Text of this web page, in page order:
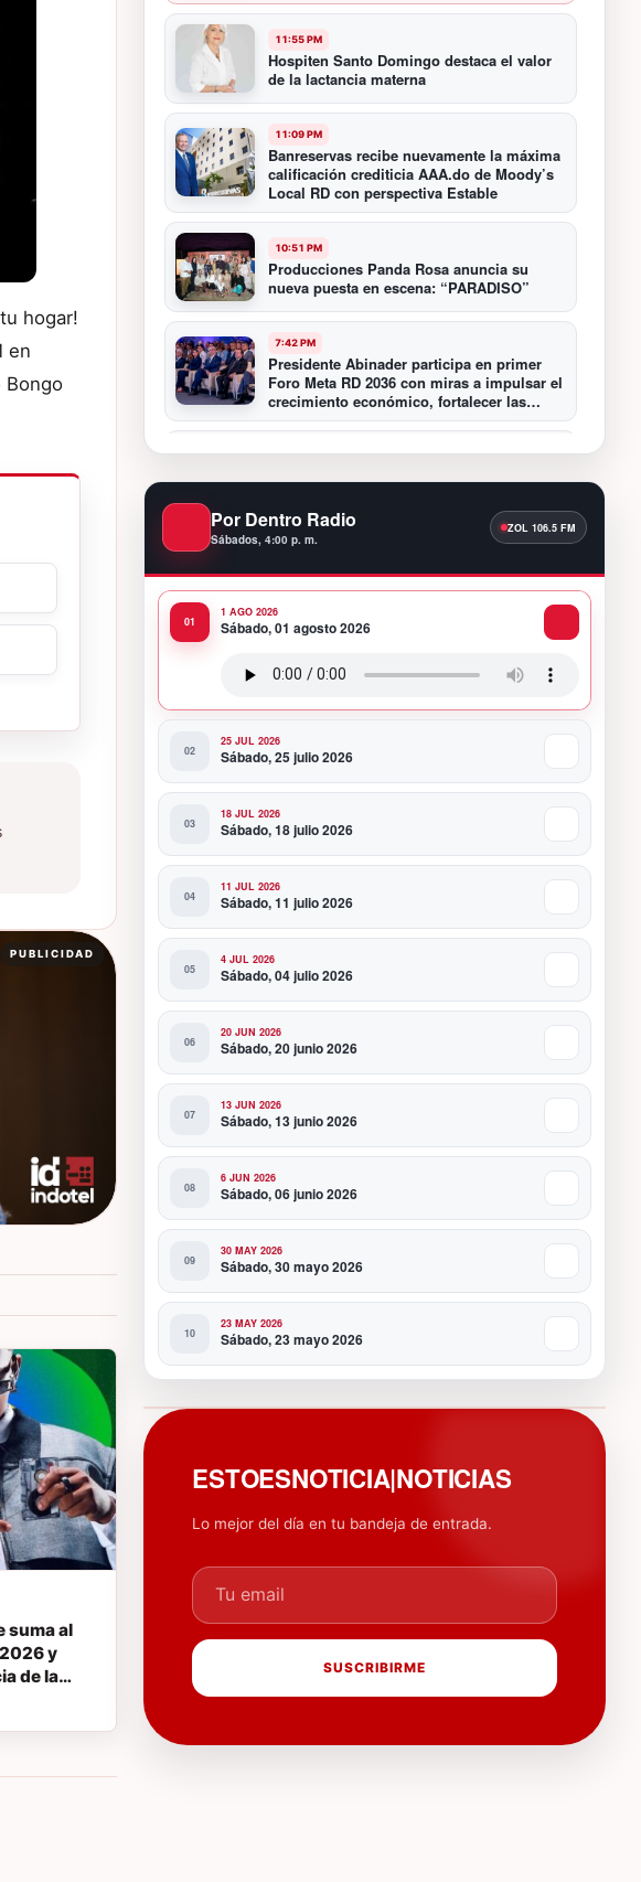
hogar!
en
Bongo
PUBLICIDAD
suma al
y
de la
regreso
11:55 PM
Hospiten Santo Domingo destaca el valor
de la lactancia materna
11:09 PM
Banreservas recibe nuevamente la máxima
calificación crediticia AAA.do de Moody’s
Local RD con perspectiva Estable
10:51 PM
Producciones Panda Rosa anuncia su
nueva puesta en escena: “PARADISO”
7:42 PM
Presidente Abinader participa en primer
Foro Meta RD 2036 con miras a impulsar el
crecimiento económico, fortalecer las
instituciones y elevar la productividad
7:30 PM
país que deja de honrar a sus artistas
comienza a olvidar su historia”
Fortaleza del peso responde a
sobrevaluación, sostiene experta
11:58 PM
Salón Político/Comunicaciones
Por Dentro Radio
Sábados, 4:00 p. m.
1 AGO 2026
Sábado, 01 agosto 2026
25 JUL 2026
Sábado, 25 julio 2026
18 JUL 2026
Sábado, 18 julio 2026
11 JUL 2026
Sábado, 11 julio 2026
4 JUL 2026
Sábado, 04 julio 2026
20 JUN 2026
Sábado, 20 junio 2026
13 JUN 2026
Sábado, 13 junio 2026
6 JUN 2026
Sábado, 06 junio 2026
30 MAY 2026
Sábado, 30 mayo 2026
23 MAY 2026
Sábado, 23 mayo 2026
ESTOESNOTICIA|NOTICIAS
Lo mejor del día en tu bandeja de entrada.
Tu email
SUSCRIBIRME